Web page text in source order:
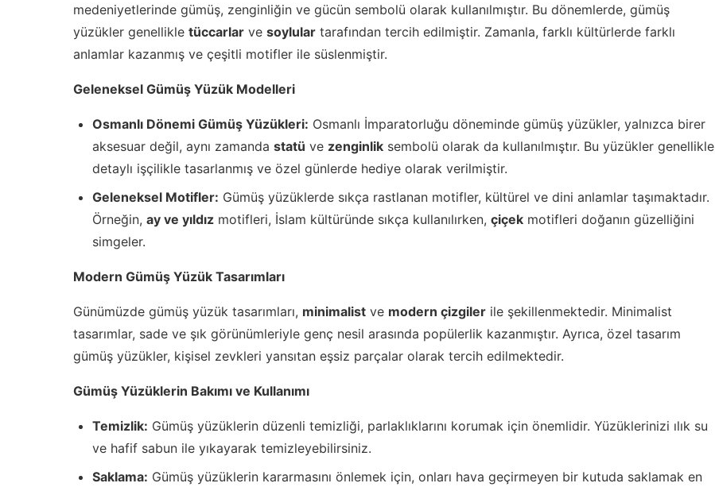
medeniyetlerinde gümüş, zenginliğin ve gücün sembolü olarak kullanılmıştır. Bu dönemlerde, gümüş
yüzükler genellikle tüccarlar ve soylular tarafından tercih edilmiştir. Zamanla, farklı kültürlerde farklı
anlamlar kazanmış ve çeşitli motifler ile süslenmiştir.
Geleneksel Gümüş Yüzük Modelleri
Osmanlı Dönemi Gümüş Yüzükleri: Osmanlı İmparatorluğu döneminde gümüş yüzükler, yalnızca birer
aksesuar değil, aynı zamanda statü ve zenginlik sembolü olarak da kullanılmıştır. Bu yüzükler genellikle
detaylı işçilikle tasarlanmış ve özel günlerde hediye olarak verilmiştir.
Geleneksel Motifler: Gümüş yüzüklerde sıkça rastlanan motifler, kültürel ve dini anlamlar taşımaktadır.
Örneğin, ay ve yıldız motifleri, İslam kültüründe sıkça kullanılırken, çiçek motifleri doğanın güzelliğini
simgeler.
Modern Gümüş Yüzük Tasarımları
Günümüzde gümüş yüzük tasarımları, minimalist ve modern çizgiler ile şekillenmektedir. Minimalist
tasarımlar, sade ve şık görünümleriyle genç nesil arasında popülerlik kazanmıştır. Ayrıca, özel tasarım
gümüş yüzükler, kişisel zevkleri yansıtan eşsiz parçalar olarak tercih edilmektedir.
Gümüş Yüzüklerin Bakımı ve Kullanımı
Temizlik: Gümüş yüzüklerin düzenli temizliği, parlaklıklarını korumak için önemlidir. Yüzüklerinizi ılık su
ve hafif sabun ile yıkayarak temizleyebilirsiniz.
Saklama: Gümüş yüzüklerin kararmasını önlemek için, onları hava geçirmeyen bir kutuda saklamak en